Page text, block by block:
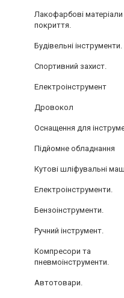
Лакофарбові матеріали
покриття.
Будівельні інструменти.
Спортивний захист.
Електроінструмент
Дровокол
Оснащення для
Підйомне обладнання
Кутові шліфувальні
Електроінструменти.
Бензоінструменти.
Ручний інструмент.
Компресори та
пневмоінструменти.
Автотовари.